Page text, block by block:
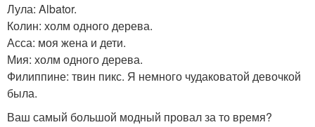
Лула: Albator.
Колин: холм одного дерева.
Асса: моя жена и дети.
Мия: холм одного дерева.
Филиппине: твин пикс. Я немного чудаковатой девочкой
была.
Ваш самый большой модный провал за то время?